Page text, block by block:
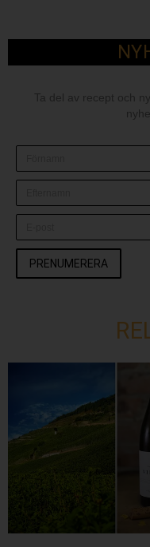
Ta del av recept och
PRENUMERERA